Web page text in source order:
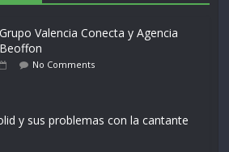
Grupo Valencia Conecta y Agencia
Beoffon
No Comments
y sus problemas con la cantante